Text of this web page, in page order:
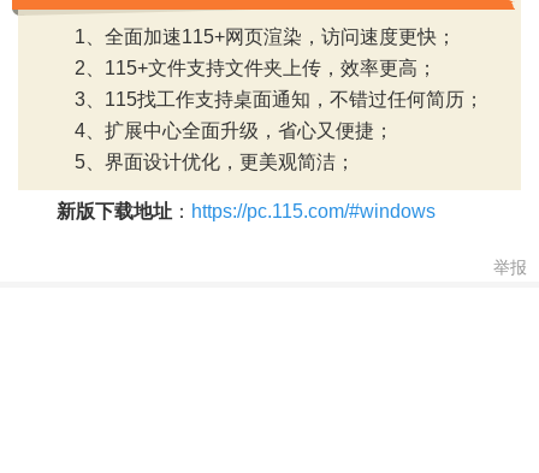
1、全面加速115+网页渲染，访问速度更快；
2、115+文件支持文件夹上传，效率更高；
3、115找工作支持桌面通知，不错过任何简历；
4、扩展中心全面升级，省心又便捷；
5、界面设计优化，更美观简洁；
新版下载地址 ： https://pc.115.com/#windows
举报